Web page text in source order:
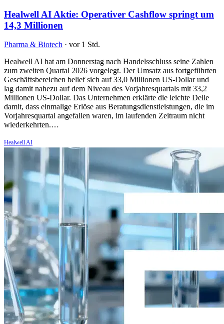
Healwell AI Aktie: Operativer Cashflow springt um
14,3 Millionen
Pharma & Biotech · vor 1 Std.
Healwell AI hat am Donnerstag nach Handelsschluss seine Zahlen
zum zweiten Quartal 2026 vorgelegt. Der Umsatz aus fortgeführten
Geschäftsbereichen belief sich auf 33,0 Millionen US-Dollar und
lag damit nahezu auf dem Niveau des Vorjahresquartals mit 33,2
Millionen US-Dollar. Das Unternehmen erklärte die leichte Delle
damit, dass einmalige Erlöse aus Beratungsdienstleistungen, die im
Vorjahresquartal angefallen waren, im laufenden Zeitraum nicht
wiederkehrten.…
Healwell AI